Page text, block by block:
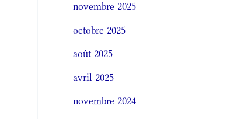
novembre 2025
octobre 2025
août 2025
avril 2025
novembre 2024